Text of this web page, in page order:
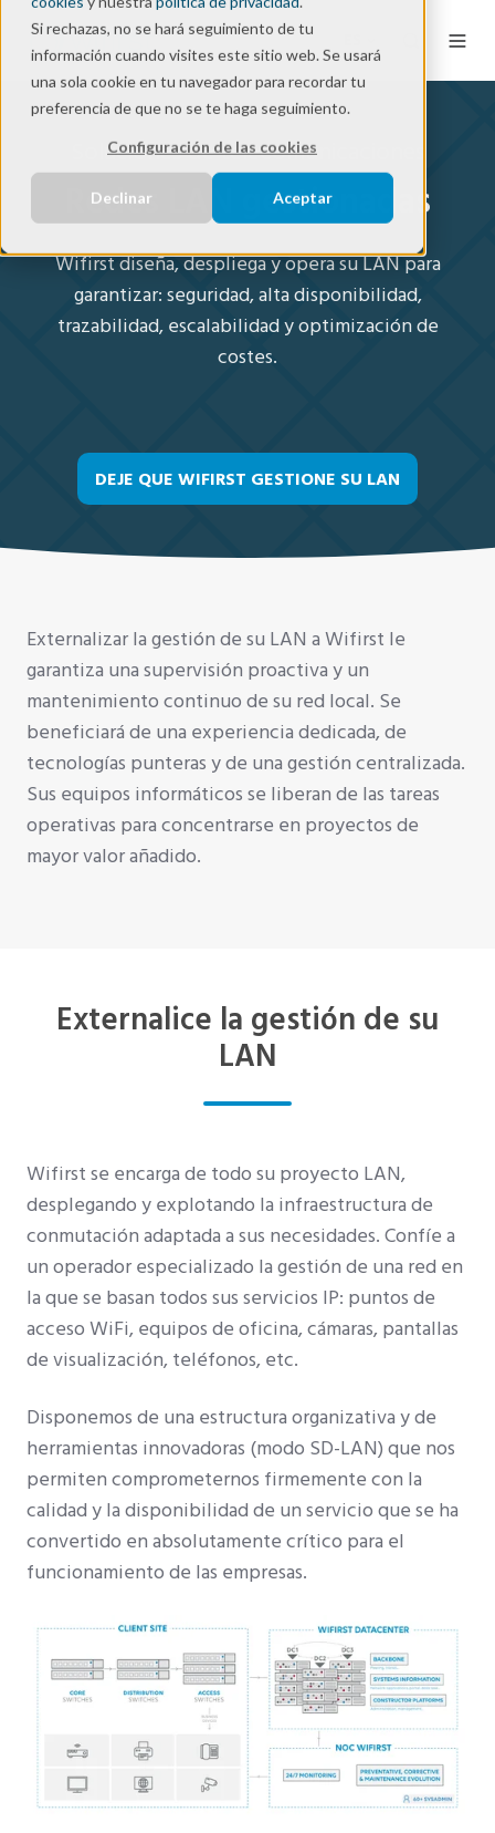
Si rechazas, no se hará seguimiento de tu
información cuando visites este sitio web. Se usará
una sola cookie en tu navegador para recordar tu
preferencia de que no se te haga seguimiento.
Configuración de las cookies
Declinar Aceptar
Soluciones de telecomunicaciones
Redes LAN gestionadas
Wifirst diseña, despliega y opera su LAN para
garantizar: seguridad, alta disponibilidad,
trazabilidad, escalabilidad y optimización de
costes.
DEJE QUE WIFIRST GESTIONE SU LAN
Externalizar la gestión de su LAN a Wifirst le
garantiza una supervisión proactiva y un
mantenimiento continuo de su red local. Se
beneficiará de una experiencia dedicada, de
tecnologías punteras y de una gestión centralizada.
Sus equipos informáticos se liberan de las tareas
operativas para concentrarse en proyectos de
mayor valor añadido.
Externalice la gestión de su
LAN
Wifirst se encarga de todo su proyecto LAN,
desplegando y explotando la infraestructura de
conmutación adaptada a sus necesidades. Confíe a
un operador especializado la gestión de una red en
la que se basan todos sus servicios IP: puntos de
acceso WiFi, equipos de oficina, cámaras, pantallas
de visualización, teléfonos, etc.
Disponemos de una estructura organizativa y de
herramientas innovadoras (modo SD-LAN) que nos
permiten comprometernos firmemente con la
calidad y la disponibilidad de un servicio que se ha
convertido en absolutamente crítico para el
funcionamiento de las empresas.